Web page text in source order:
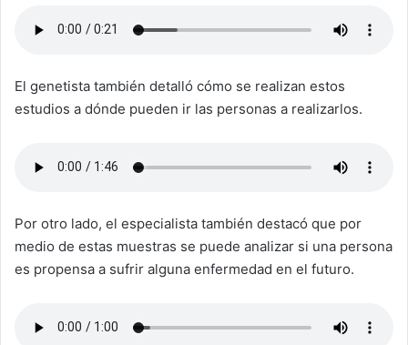
El genetista también detalló cómo se realizan estos
estudios a dónde pueden ir las personas a realizarlos.
Por otro lado, el especialista también destacó que por
medio de estas muestras se puede analizar si una persona
es propensa a sufrir alguna enfermedad en el futuro.